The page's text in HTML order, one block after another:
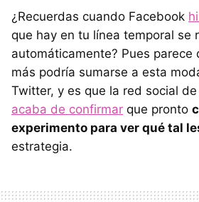
¿Recuerdas cuando Facebook
que hay en tu línea temporal se
automáticamente? Pues parece
más podría sumarse a esta
Twitter, y es que la red social
acaba de confirmar que pronto
experimento para ver qué tal
estrategia.